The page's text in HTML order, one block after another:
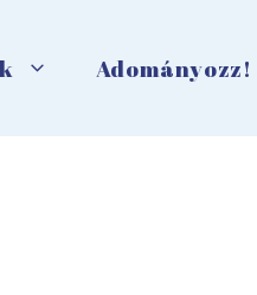
Adományozz!